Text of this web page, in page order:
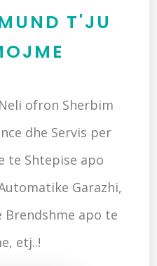
T'JU
ofron Sherbim
dhe Servis per
te Shtepise apo
Garazhi,
apo te
etj..!